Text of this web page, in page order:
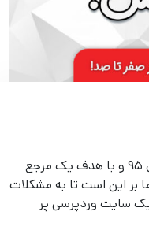
گروه آریا وردپرس فعالیت خود را از سال 95 و با هدف یک مرجع
بر این است تا به مشکلات
سایت وردپرسی پر